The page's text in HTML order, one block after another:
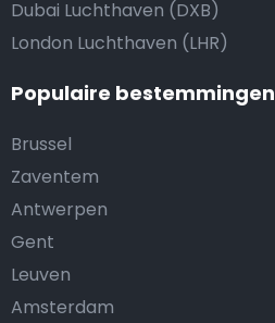
Dubai Luchthaven (DXB)
London Luchthaven (LHR)
Populaire bestemmingen
Brussel
Zaventem
Antwerpen
Gent
Leuven
Amsterdam